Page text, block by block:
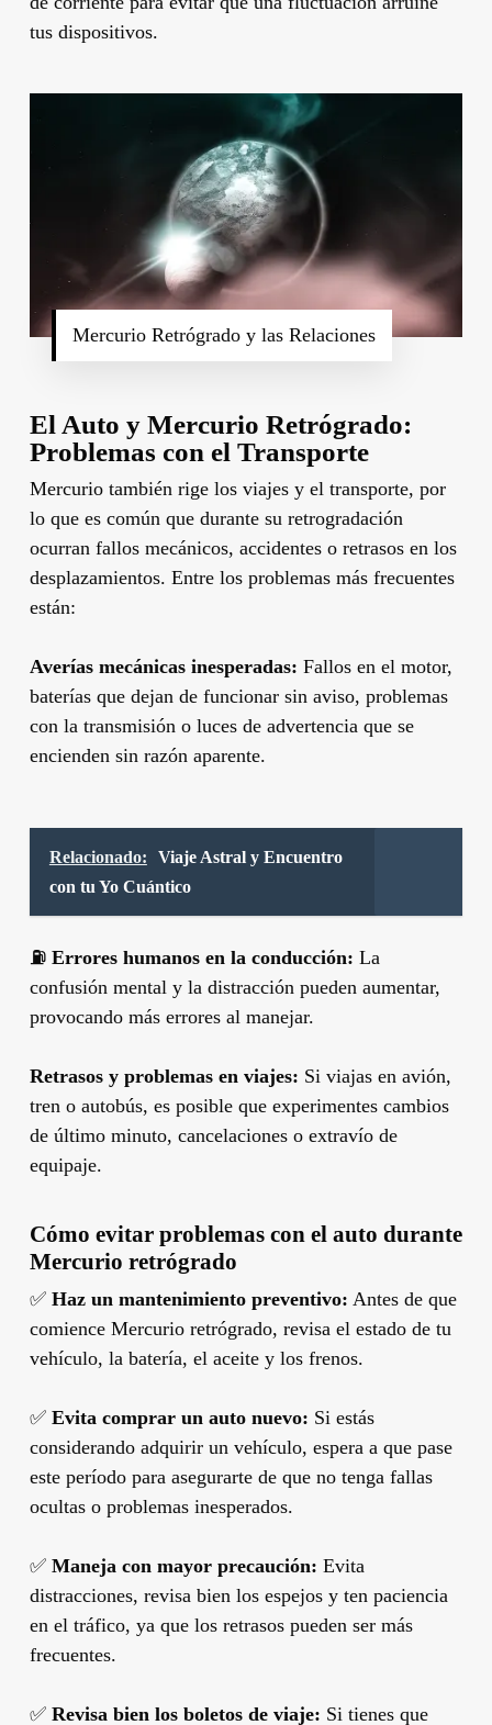
tus dispositivos.
Mercurio Retrógrado y las Relaciones
El Auto y Mercurio Retrógrado:
Problemas con el Transporte
Mercurio también rige los viajes y el transporte, por
lo que es común que durante su retrogradación
ocurran fallos mecánicos, accidentes o retrasos en los
desplazamientos. Entre los problemas más frecuentes
están:
Averías mecánicas inesperadas: Fallos en el motor,
baterías que dejan de funcionar sin aviso, problemas
con la transmisión o luces de advertencia que se
encienden sin razón aparente.
Relacionado:
Viaje Astral y Encuentro
con tu Yo Cuántico
⛽ Errores humanos en la conducción: La
confusión mental y la distracción pueden aumentar,
provocando más errores al manejar.
Retrasos y problemas en viajes: Si viajas en avión,
tren o autobús, es posible que experimentes cambios
de último minuto, cancelaciones o extravío de
equipaje.
Cómo evitar problemas con el auto durante
Mercurio retrógrado
✅ Haz un mantenimiento preventivo: Antes de que
comience Mercurio retrógrado, revisa el estado de tu
vehículo, la batería, el aceite y los frenos.
✅ Evita comprar un auto nuevo: Si estás
considerando adquirir un vehículo, espera a que pase
este período para asegurarte de que no tenga fallas
ocultas o problemas inesperados.
✅ Maneja con mayor precaución: Evita
distracciones, revisa bien los espejos y ten paciencia
en el tráfico, ya que los retrasos pueden ser más
frecuentes.
✅ Revisa bien los boletos de viaje: Si tienes que